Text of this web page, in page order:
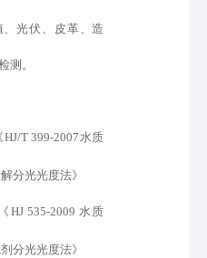
光伏、皮革、造
测。
HJ/T 399-2007水质
分光光度法》
《 HJ 535-2009 水质
分光光度法》